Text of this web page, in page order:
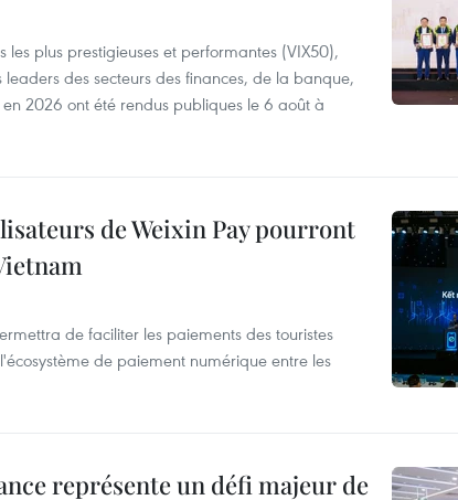
les plus prestigieuses et performantes (VIX50),
des secteurs des finances, de la banque,
2026 ont été rendus publiques le 6 août à
de Weixin Pay pourront
de faciliter les paiements des touristes
de paiement numérique entre les
représente un défi majeur de